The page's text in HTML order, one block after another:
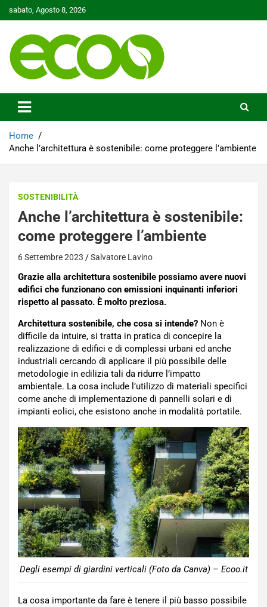
to
sabato, Agosto 8, 2026
Ecoo.it
Home
Anche l’architettura è sostenibile: come proteggere l’ambiente
SOSTENIBILITÀ
Anche l’architettura è sostenibile:
come proteggere l’ambiente
6 Settembre 2023 Salvatore Lavino
Grazie alla architettura sostenibile possiamo avere nuovi
edifici che funzionano con emissioni inquinanti inferiori
rispetto al passato. È molto preziosa.
Architettura sostenibile, che cosa si intende? Non è
difficile da intuire, si tratta in pratica di concepire la
realizzazione di edifici e di complessi urbani ed anche
industriali cercando di applicare il più possibile delle
metodologie in edilizia tali da ridurre l’impatto
ambientale. La cosa include l’utilizzo di materiali specifici
come anche di implementazione di pannelli solari e di
impianti eolici, che esistono anche in modalità portatile.
Degli esempi di giardini verticali (Foto da Canva) – Ecoo.it
La cosa importante da fare è tenere il più basso possibile